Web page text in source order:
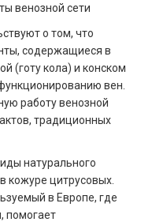
венозной сети
о том, что
содержащиеся в
(готу кола) и конском
вен.
работу венозной
традиционных
натурального
кожуре цитрусовых.
в Европе, где
помогает